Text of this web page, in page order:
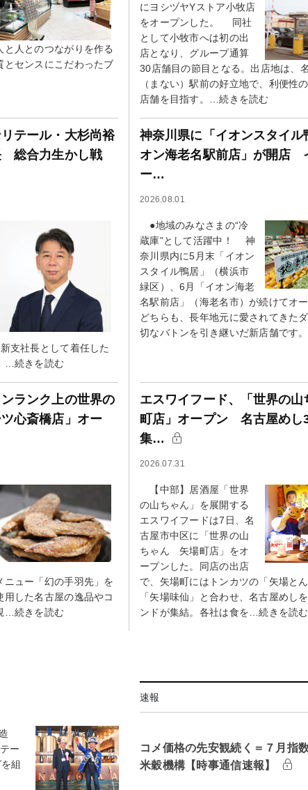
人とのつながりを作る
とセンスにこだわったブ
にヨシヅヤYストア小牧店
をオープンした。 同社
として小牧市へは初の出
店となり、グループ通算
30店舗目の節目となる。出店地は、
（まない）駅前の好立地で、利便性
店舗を目指す。…続きを読む
テール・大杉尚裕
総合力生かし戦
支社長として着任した
…続きを読む
神奈川県に「イオンスタイル
オン海老名駅前店」が開店
ー…
2026.08.01
●地域のみなさまの“冷
蔵庫”として活躍中！ 神
奈川県内に5月末「イオン
スタイル鴨居」（横浜市
緑区）、6月「イオン海老
名駅前店」（海老名市）が続けてオー
どちらも、長年地元に愛されてきた
切なバトンを引き継いだ新店舗です
ランク上の世界の
心斎橋店」オー
ニュー「幻の手羽先」を
した名古屋の逸品やコ
…続きを読む
エスワイフード、「世界の
町店」オープン 名古屋めし
集…
2026.07.31
【中部】居酒屋「世界
の山ちゃん」を展開する
エスワイフードは7日、名
古屋市中区に「世界の山
ちゃん 矢場町店」をオ
ープンした。同店の出店
で、矢場町にはトンカツの「矢場と
「矢場味仙」と合わせ、名古屋めし
ンドが集結。各社は食を…続きを読む
ー
組
速報
コメ価格の先安観続く＝７月指
米穀機構【時事通信速報】